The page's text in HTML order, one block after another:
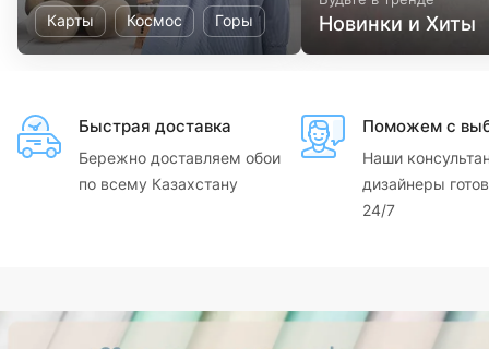
Карты Космос Горы Новинки и Хиты
Быстрая доставка
Бережно доставляем обои
по всему Казахстану
Поможем с
Наши
дизайнеры
24/7